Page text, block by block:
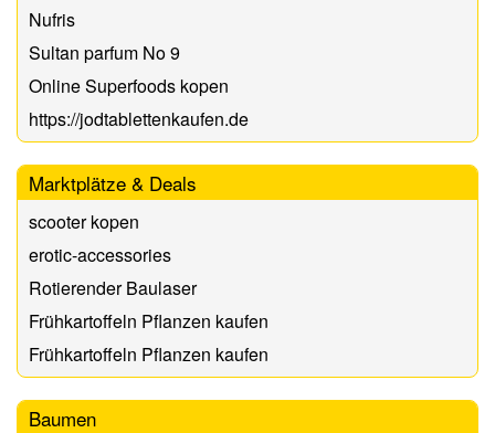
Nufris
Sultan parfum No 9
Online Superfoods kopen
https://jodtablettenkaufen.de
Marktplätze & Deals
scooter kopen
erotic-accessories
Rotierender Baulaser
Frühkartoffeln Pflanzen kaufen
Frühkartoffeln Pflanzen kaufen
Baumen